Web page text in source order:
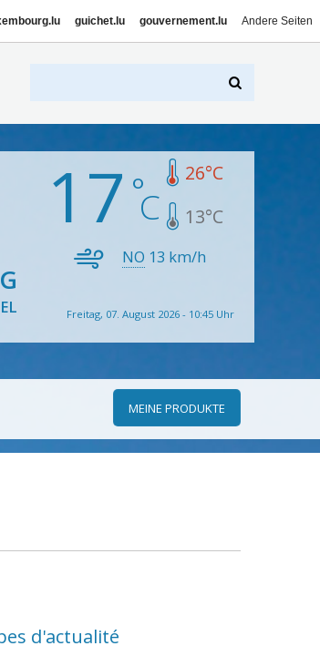
guichet.lu gouvernement.lu Andere Seiten
17 26°C
13°C
NO 13 km/h
Freitag, 07. August 2026 - 10:45 Uhr
MEINE PRODUKTE
d'actualité